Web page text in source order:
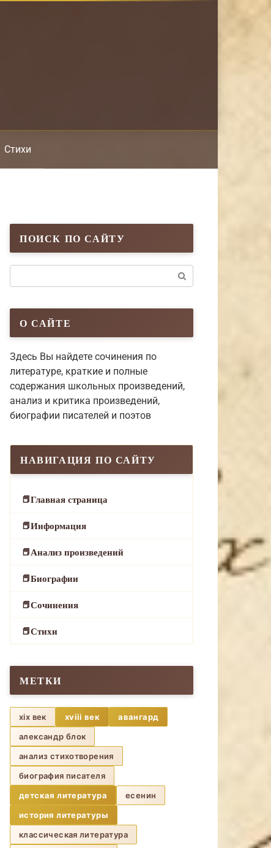
Стихи
ПОИСК ПО САЙТУ
О САЙТЕ
Здесь Вы найдете сочинения по
литературе, краткие и полные
содержания школьных произведений,
анализ и критика произведений,
биографии писателей и поэтов
НАВИГАЦИЯ ПО САЙТУ
Главная страница
Информация
Анализ произведений
Биографии
Сочинения
Стихи
МЕТКИ
xix век xviii век
авангард
александр блок
анализ стихотворения
биография писателя
детская литература
есенин
история литературы
классическая литература